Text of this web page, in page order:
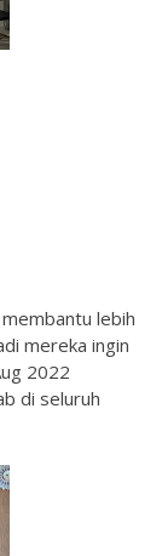
lebih
mereka ingin
2022
di seluruh